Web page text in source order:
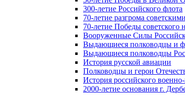
300-летие Российского флота
70-летие разгрома
70-летие Победы советского
Вооруженные Силы
Выдающиеся полководцы и
Выдающиеся полководцы
История русской авиации
Полководцы и герои
История российского
2000-летие основания г.